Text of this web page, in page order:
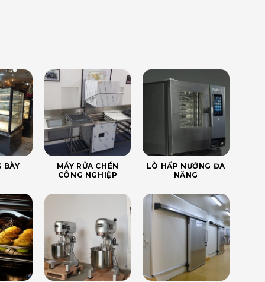
BÀY
MÁY RỬA CHÉN
CÔNG NGHIỆP
LÒ HẤP NƯỚNG ĐA
NĂNG